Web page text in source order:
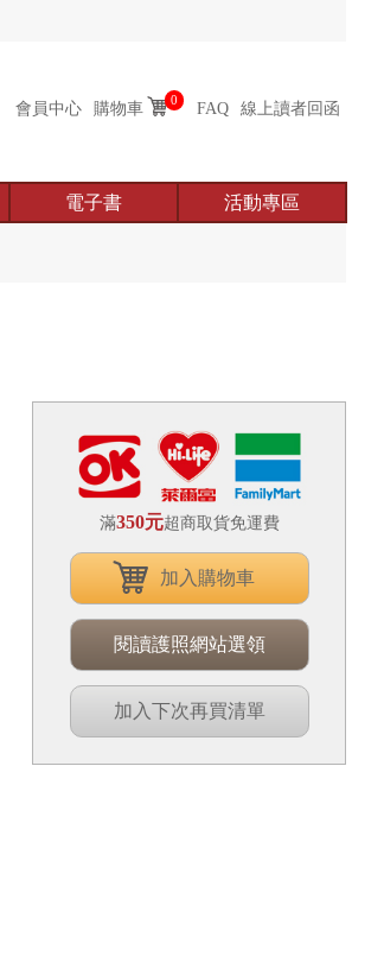
會員中心 購物車 0 FAQ 線上讀者回函
電子書 活動專區
滿350元超商取貨免運費
加入購物車
閱讀護照網站選領
加入下次再買清單